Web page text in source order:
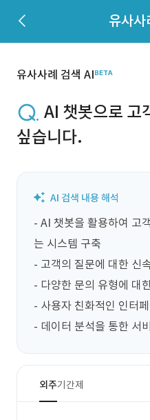
유사
유사사례 검색 AI
AI 챗봇으로 고
싶습니다.
- AI 챗봇을 활용하여 고
는 시스템 구축
- 고객의 질문에 대한 신
- 다양한 문의 유형에 대
- 사용자 친화적인 인터페
- 데이터 분석을 통한 서
외주기간제